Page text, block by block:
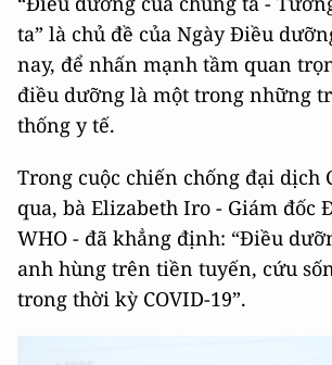
ta” là chủ đề của Ngày Điều
nay, để nhấn mạnh tầm quan
điều dưỡng là một trong những
thống y tế.
Trong cuộc chiến chống đại dịch
qua, bà Elizabeth Iro - Giám đốc
WHO - đã khẳng định: “Điều
anh hùng trên tiền tuyến, cứu
trong thời kỳ COVID-19”.